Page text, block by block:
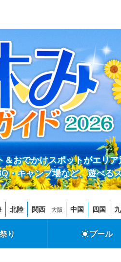
おでかけスポットがエリ
・キャンプ場など、遊べる
北陸 関西 大阪 中国 四国
り プール